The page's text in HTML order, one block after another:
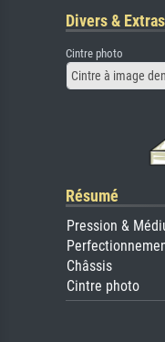
Divers & Extras
Cintre photo
Cintre à image
Résumé
Pression &
Châssis
Cintre photo